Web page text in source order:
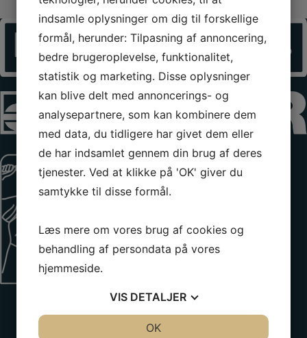
indsamle oplysninger om dig til forskellige
formål, herunder: Tilpasning af annoncering,
bedre brugeroplevelse, funktionalitet,
statistik og marketing. Disse oplysninger
kan blive delt med annoncerings- og
analysepartnere, som kan kombinere dem
med data, du tidligere har givet dem eller
de har indsamlet gennem din brug af deres
tjenester. Ved at klikke på 'OK' giver du
samtykke til disse formål.
Læs mere om vores brug af cookies og
behandling af persondata på vores
hjemmeside.
VIS DETALJER
OK